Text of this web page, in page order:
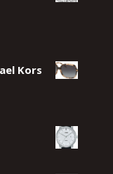
Kors